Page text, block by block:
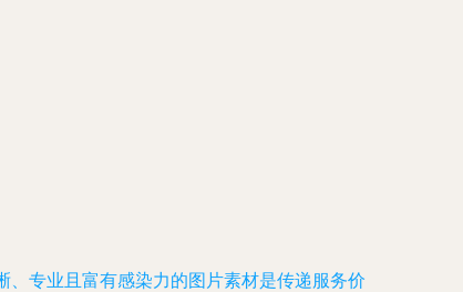
专业且富有感染力的图片素材是传递服务价